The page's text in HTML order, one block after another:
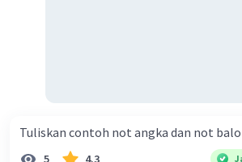
Tuliskan contoh not angka dan not
5 4.3